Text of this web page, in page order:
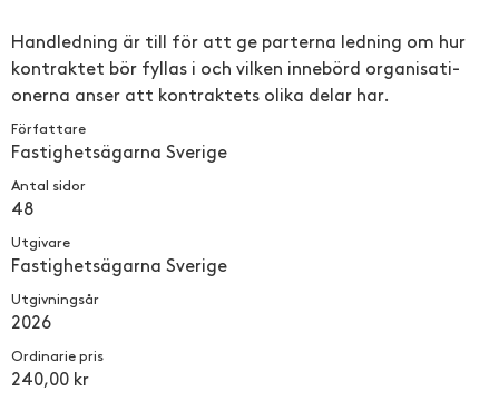
Handlednin­­g är till för att ge parterna ledning om hur
kontraktet bör fyllas i och vilken innebörd organisati­­
onerna anser att kontraktet­­s olika delar har.
Författare
Fastighets­ägarna Sverige
Antal sidor
48
Utgivare
Fastighets­ägarna Sverige
Utgivningsår
2026
Ordinarie pris
240,00 kr